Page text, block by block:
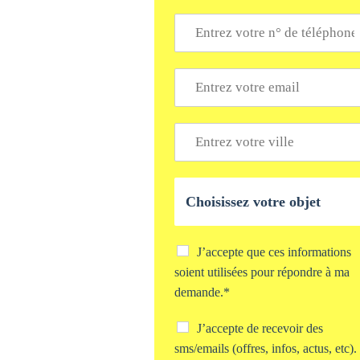
*
l
é
*
a
i
l
l
t
e
v
r
C
e
c
b
o
J’accepte que ces informations
soient utilisées pour répondre à ma
demande.*
C
e
J’accepte de recevoir des
sms/emails (offres, infos, actus, etc).